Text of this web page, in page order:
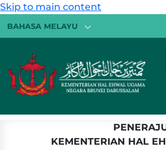
Skip to main content
BAHASA MELAYU
KEMENTERIAN HAL